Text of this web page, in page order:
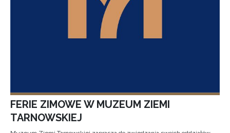
FERIE ZIMOWE W MUZEUM ZIEMI
TARNOWSKIEJ